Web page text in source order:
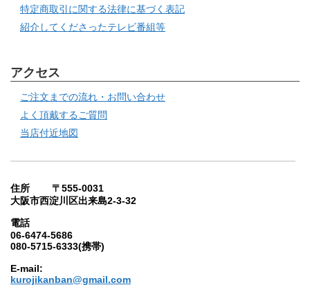
特定商取引に関する法律に基づく表記
紹介してくださったテレビ番組等
アクセス
ご注文までの流れ・お問い合わせ
よく頂戴するご質問
当店付近地図
住所 〒555-0031
大阪市西淀川区出来島2-3-32
電話
06-6474-5686
080-5715-6333(携帯)
E-mail:
kurojikanban@gmail.com